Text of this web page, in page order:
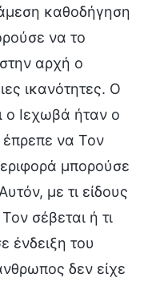
καθοδήγηση
να το
αρχή ο
ικανότητες. Ο
ο Ιεχωβά ήταν ο
να Τον
μπορούσε
με τι είδους
σέβεται ή τι
ένδειξη του
δεν είχε